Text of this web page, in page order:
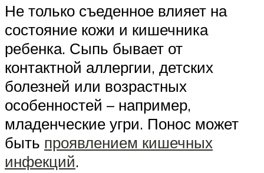
Не только съеденное влияет на
состояние кожи и кишечника
ребенка. Сыпь бывает от
контактной аллергии, детских
болезней или возрастных
особенностей – например,
младенческие угри. Понос может
быть проявлением кишечных
инфекций.